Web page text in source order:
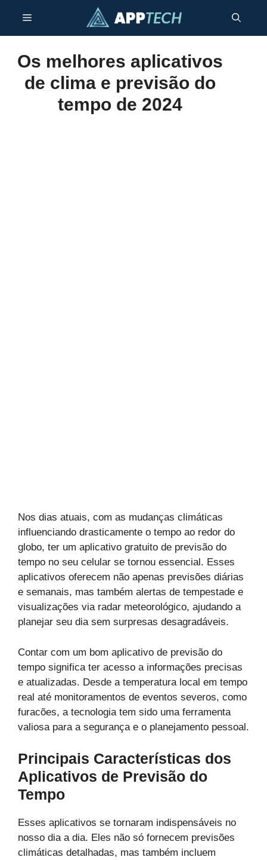
o
Menu
Os melhores aplicativos
de clima e previsão do
tempo de 2024
Nos dias atuais, com as mudanças climáticas
influenciando drasticamente o tempo ao redor do
globo, ter um aplicativo gratuito de previsão do
tempo no seu celular se tornou essencial. Esses
aplicativos oferecem não apenas previsões diárias
e semanais, mas também alertas de tempestade e
visualizações via radar meteorológico, ajudando a
planejar seu dia sem surpresas desagradáveis.
Contar com um bom aplicativo de previsão do
tempo significa ter acesso a informações precisas
e atualizadas. Desde a temperatura local em tempo
real até monitoramentos de eventos severos, como
furacões, a tecnologia tem sido uma ferramenta
valiosa para a segurança e o planejamento pessoal.
Principais Características dos
Aplicativos de Previsão do
Tempo
Esses aplicativos se tornaram indispensáveis no
nosso dia a dia. Eles não só fornecem previsões
climáticas detalhadas, mas também incluem